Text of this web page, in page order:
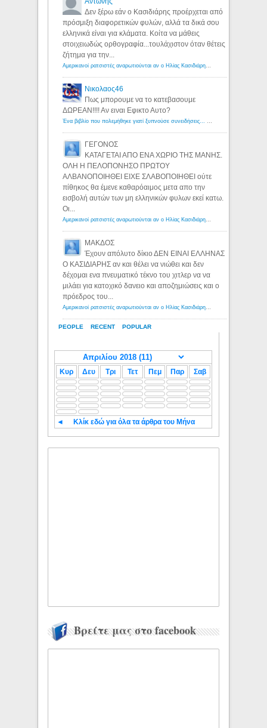
PEOPLE RECENT POPULAR
Δεν ξέρω εάν ο Κασιδιάρης προέρχεται από
πρόσμιξη διαφορετικών φυλών, αλλά τα δικά σου
ελληνικά είναι για κλάματα. Κοίτα να μάθεις
στοιχειωδώς ορθογραφία...τουλάχιστον όταν θέτεις
ζήτημα για την...
Νικολαος46
Πως μπορουμε να το κατεβασουμε
ΔΩΡΕΑΝ!!!! Αν ειναι Εφικτο Αυτο?
ΓΕΓΟΝΟΣ
ΚΑΤΑΓΕΤΑΙ ΑΠΟ ΕΝΑ ΧΩΡΙΟ ΤΗΣ ΜΑΝΗΣ.
ΟΛΗ Η ΠΕΛΟΠΟΝΗΣΟ ΠΡΩΤΟΥ
ΑΛΒΑΝΟΠΟΙΗΘΕΙ ΕΙΧΕ ΣΛΑΒΟΠΟΙΗΘΕΙ ούτε
πίθηκος θα έμενε καθαρόαιμος μετα απο την
εισβολή αυτών των μη ελληνικών φυλων εκεί κατω.
Οι...
ΜΑΚΔΟΣ
Έχουν απόλυτο δίκιο ΔΕΝ ΕΙΝΑΙ ΕΛΛΗΝΑΣ
Ο ΚΑΣΙΔΙΑΡΗΣ αν και θέλει να νιώθει και δεν
δέχομαι ενα πνευματικό τέκνο του χιτλερ να να
μιλάει για κατοχικό δανειο και αποζημιώσεις και ο
πρόεδρος του...
Κυρ Δευ Τρι Τετ Πεμ Παρ Σαβ
◄ Κλίκ εδώ για όλα τα άρθρα του Μήνα
Βρείτε μας στο facebook